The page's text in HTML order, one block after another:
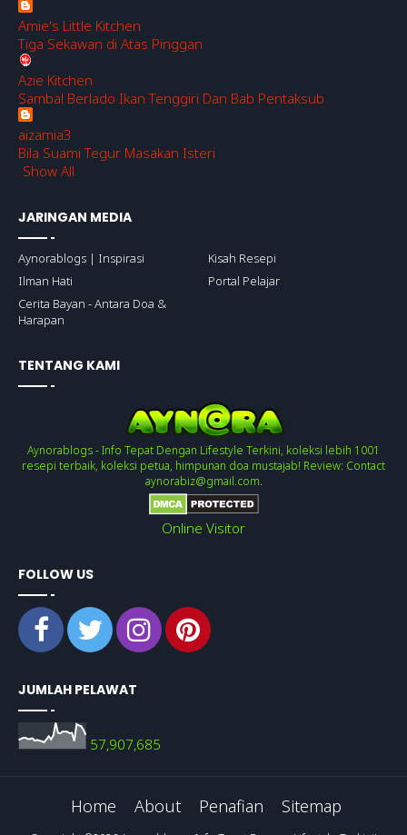
Amie's Little Kitchen
Tiga Sekawan di Atas Pinggan
Azie Kitchen
Sambal Berlado Ikan Tenggiri Dan Bab Pentaksub
aizamia3
Bila Suami Tegur Masakan Isteri
Show All
JARINGAN MEDIA
Aynorablogs | Inspirasi
Kisah Resepi
Ilman Hati
Portal Pelajar
Cerita Bayan - Antara Doa &
Harapan
TENTANG KAMI
Aynorablogs - Info Tepat Dengan Lifestyle Terkini, koleksi lebih 1001
resepi terbaik, koleksi petua, himpunan doa mustajab! Review: Contact
aynorabiz@gmail.com.
Online Visitor
FOLLOW US
JUMLAH PELAWAT
57,907,685
Home About Penafian Sitemap